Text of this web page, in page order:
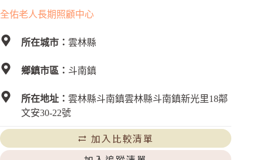
全佑老人長期照顧中心
所在城市： 雲林縣
鄉鎮市區： 斗南鎮
所在地址： 雲林縣斗南鎮雲林縣斗南鎮新光里18鄰
文安30-22號
加入比較清單